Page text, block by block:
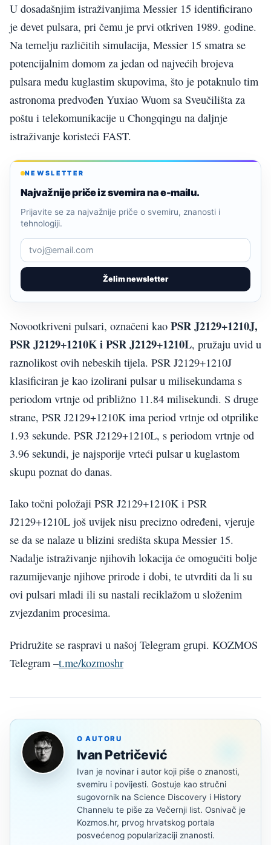
U dosadašnjim istraživanjima Messier 15 identificirano
je devet pulsara, pri čemu je prvi otkriven 1989. godine.
Na temelju različitih simulacija, Messier 15 smatra se
potencijalnim domom za jedan od najvećih brojeva
pulsara među kuglastim skupovima, što je potaknulo tim
astronoma predvođen Yuxiao Wuom sa Sveučilišta za
poštu i telekomunikacije u Chongqingu na daljnje
istraživanje koristeći FAST.
NEWSLETTER
Najvažnije priče iz svemira na e-mailu.
Želim newsletter
Prijavite se za najvažnije priče o svemiru, znanosti i
tehnologiji.
Novootkriveni pulsari, označeni kao PSR J2129+1210J,
PSR J2129+1210K i PSR J2129+1210L, pružaju uvid u
raznolikost ovih nebeskih tijela. PSR J2129+1210J
klasificiran je kao izolirani pulsar u milisekundama s
periodom vrtnje od približno 11.84 milisekundi. S druge
strane, PSR J2129+1210K ima period vrtnje od otprilike
1.93 sekunde. PSR J2129+1210L, s periodom vrtnje od
3.96 sekundi, je najsporije vrteći pulsar u kuglastom
skupu poznat do danas.
Iako točni položaji PSR J2129+1210K i PSR
J2129+1210L još uvijek nisu precizno određeni, vjeruje
se da se nalaze u blizini središta skupa Messier 15.
Nadalje istraživanje njihovih lokacija će omogućiti bolje
razumijevanje njihove prirode i dobi, te utvrditi da li su
ovi pulsari mladi ili su nastali reciklažom u složenim
zvjezdanim procesima.
Pridružite se raspravi u našoj Telegram grupi. KOZMOS
Telegram –t.me/kozmoshr
O AUTORU
Ivan Petričević
Ivan je novinar i autor koji piše o znanosti,
svemiru i povijesti. Gostuje kao stručni
sugovornik na Science Discovery i History
Channelu te piše za Večernji list. Osnivač je
Kozmos.hr, prvog hrvatskog portala
posvećenog popularizaciji znanosti.